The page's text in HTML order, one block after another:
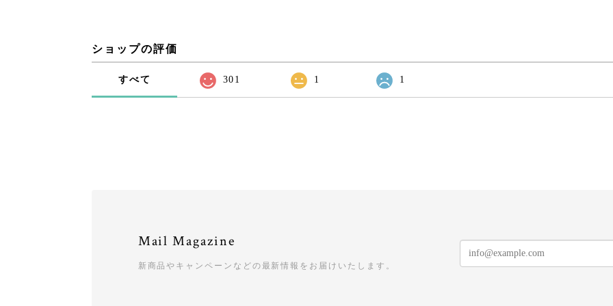
ショップの評価
すべて 301 1 1
Mail Magazine
新商品やキャンペーンなどの最新情報をお届けいたします。